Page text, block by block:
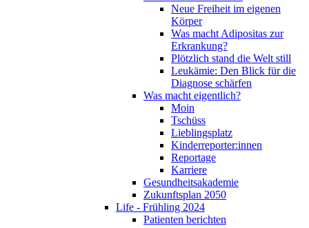
Neue Freiheit im eigenen
Körper
Was macht Adipositas zur
Erkrankung?
Plötzlich stand die Welt still
Leukämie: Den Blick für die
Diagnose schärfen
Was macht eigentlich?
Moin
Tschüss
Lieblingsplatz
Kinderreporter:innen
Reportage
Karriere
Gesundheitsakademie
Zukunftsplan 2050
Life - Frühling 2024
Patienten berichten